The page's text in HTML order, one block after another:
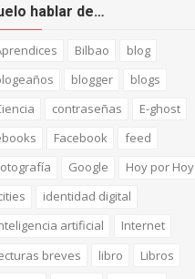
hablar de…
Bilbao
blog
blogger
blogs
contraseñas
E-ghost
Facebook
feed
Google
Hoy por Hoy
identidad digital
artificial
Internet
breves
libro
Libros